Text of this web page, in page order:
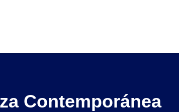
Contemporánea